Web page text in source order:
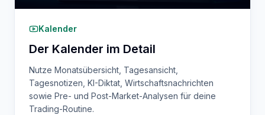
Kalender
Der Kalender im Detail
Nutze Monatsübersicht, Tagesansicht,
Tagesnotizen, KI-Diktat, Wirtschaftsnachrichten
sowie Pre- und Post-Market-Analysen für deine
Trading-Routine.